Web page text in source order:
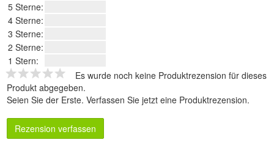
5 Sterne:
4 Sterne:
3 Sterne:
2 Sterne:
1 Stern:
Es wurde noch keine Produktrezension für dieses
Produkt abgegeben.
Seien Sie der Erste. Verfassen Sie jetzt eine Produktrezension.
Rezension verfassen